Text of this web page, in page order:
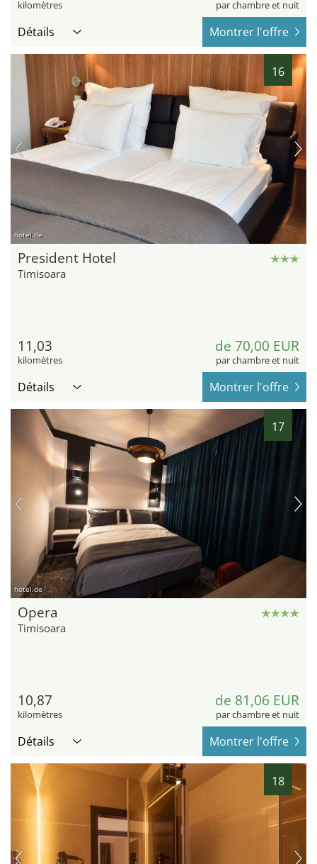
kilomètres par chambre et nuit
Détails Montrer l'offre
16
hotel.de
President Hotel
Timisoara
11,03
kilomètres
de 70,00 EUR
par chambre et nuit
Détails Montrer l'offre
17
hotel.de
Opera
Timisoara
10,87
kilomètres
de 81,06 EUR
par chambre et nuit
Détails Montrer l'offre
18